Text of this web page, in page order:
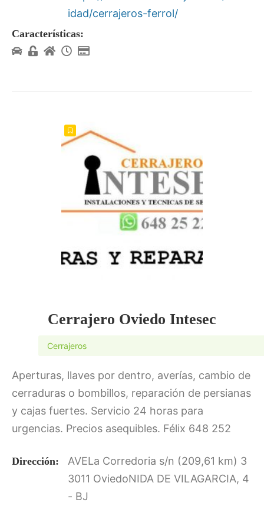
idad/cerrajeros-ferrol/
Características:
Cerrajero Oviedo Intesec
Cerrajeros
Aperturas, llaves por dentro, averías, cambio de
cerraduras o bombillos, reparación de persianas
y cajas fuertes. Servicio 24 horas para
urgencias. Precios asequibles. Félix 648 252
Dirección:
AVELa Corredoria s/n (209,61 km) 3
3011 OviedoNIDA DE VILAGARCIA, 4
- BJ